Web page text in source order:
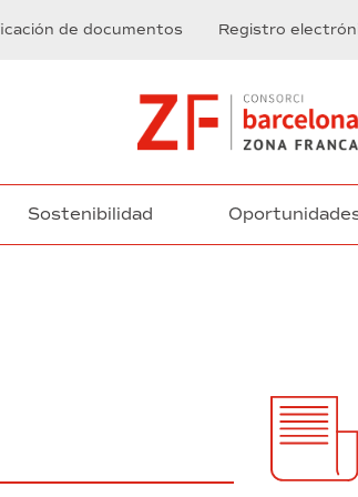
de documentos Registro
Sostenibilidad